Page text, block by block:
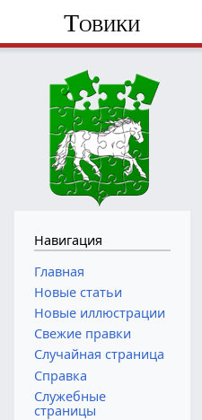
Товики
Навигация
Главная
Новые статьи
Новые иллюстрации
Свежие правки
Случайная страница
Справка
Служебные
страницы